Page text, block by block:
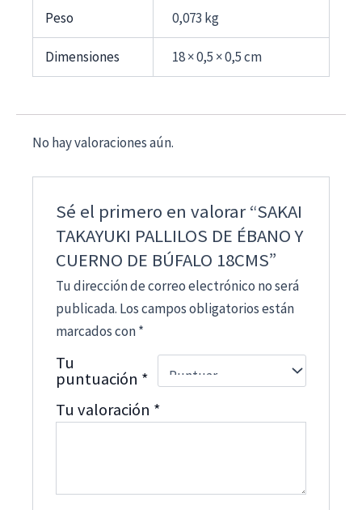
Peso 0,073 kg
Dimensiones 18 × 0,5 × 0,5 cm
No hay valoraciones aún.
Sé el primero en valorar “SAKAI
TAKAYUKI PALLILOS DE ÉBANO Y
CUERNO DE BÚFALO 18CMS”
Tu dirección de correo electrónico no será
publicada. Los campos obligatorios están
marcados con*
Tu
puntuación *
Tu valoración *